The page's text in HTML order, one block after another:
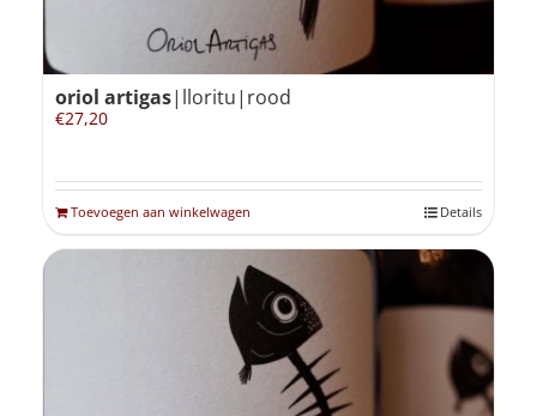
oriol artigas|lloritu|rood
€27,20
Toevoegen aan winkelwagen Details